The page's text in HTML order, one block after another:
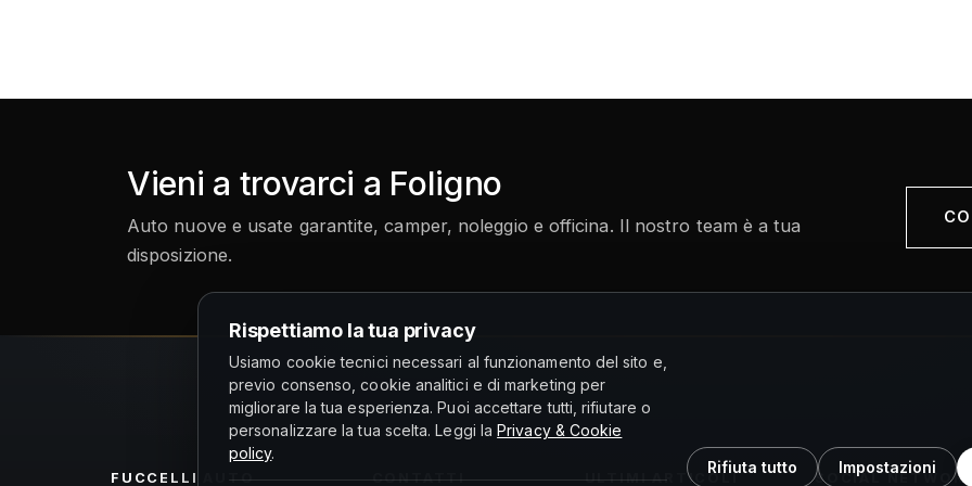
Vieni a trovarci a Foligno
Auto nuove e usate garantite, camper, noleggio e officina. Il nostro team è a tua
disposizione.
FUCCELLI AUTO CONTATTI ULTIMI ARTICOLI SOCIAL
Rispettiamo la tua privacy
Usiamo cookie tecnici necessari al funzionamento del sito e,
previo consenso, cookie analitici e di marketing per
migliorare la tua esperienza. Puoi accettare tutti, rifiutare o
personalizzare la tua scelta. Leggi laPrivacy & Cookie
policy.
Rifiuta tutto Impostazioni